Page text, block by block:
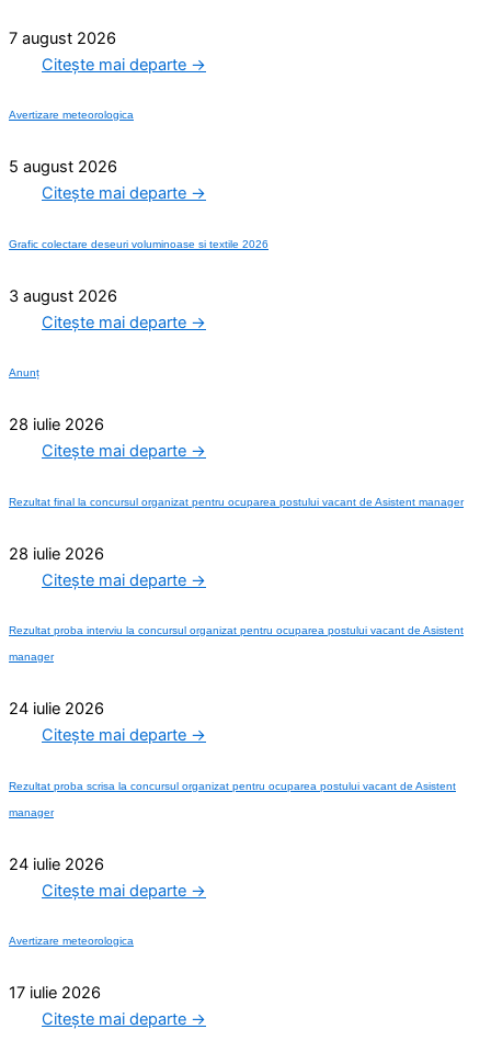
7 august 2026
Citește mai departe →
Avertizare meteorologica
5 august 2026
Citește mai departe →
Grafic colectare deseuri voluminoase si textile 2026
3 august 2026
Citește mai departe →
Anunț
28 iulie 2026
Citește mai departe →
Rezultat final la concursul organizat pentru ocuparea postului vacant de Asistent manager
28 iulie 2026
Citește mai departe →
Rezultat proba interviu la concursul organizat pentru ocuparea postului vacant de Asistent
manager
24 iulie 2026
Citește mai departe →
Rezultat proba scrisa la concursul organizat pentru ocuparea postului vacant de Asistent
manager
24 iulie 2026
Citește mai departe →
Avertizare meteorologica
17 iulie 2026
Citește mai departe →